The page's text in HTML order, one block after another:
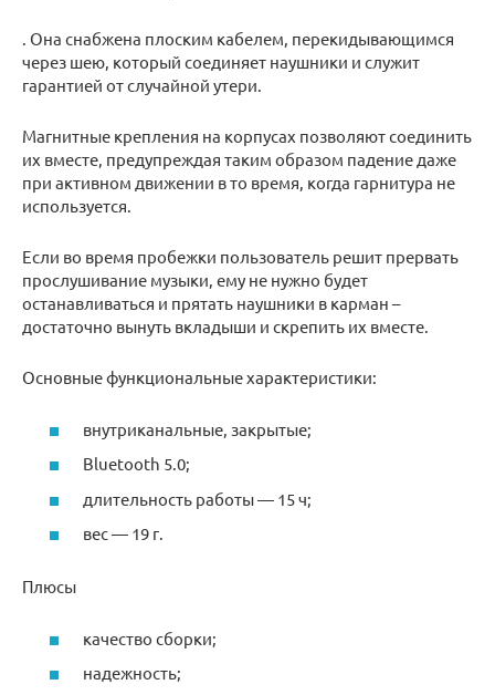
. Она снабжена плоским кабелем, перекидывающимся
через шею, который соединяет наушники и служит
гарантией от случайной утери.
Магнитные крепления на корпусах позволяют соединить
их вместе, предупреждая таким образом падение даже
при активном движении в то время, когда гарнитура не
используется.
Если во время пробежки пользователь решит прервать
прослушивание музыки, ему не нужно будет
останавливаться и прятать наушники в карман –
достаточно вынуть вкладыши и скрепить их вместе.
Основные функциональные характеристики:
внутриканальные, закрытые;
Bluetooth 5.0;
длительность работы — 15 ч;
вес — 19 г.
Плюсы
качество сборки;
надежность;